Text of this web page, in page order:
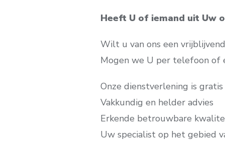
Heeft U of iemand uit Uw
Wilt u van ons een
Mogen we U per telefoon of
Onze dienstverlening is gratis
Vakkundig en helder advies
Erkende betrouwbare
Uw specialist op het gebied